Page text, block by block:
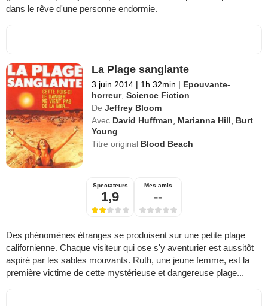
dans le rêve d'une personne endormie.
La Plage sanglante
3 juin 2014 | 1h 32min | Epouvante-
horreur,Science Fiction
De Jeffrey Bloom
Avec David Huffman Marianna Hill
Burt
Young
Titre original Blood Beach
Spectateurs
1,9
Mes amis
--
Des phénomènes étranges se produisent sur une petite plage
californienne. Chaque visiteur qui ose s'y aventurier est aussitôt
aspiré par les sables mouvants. Ruth, une jeune femme, est la
première victime de cette mystérieuse et dangereuse plage...